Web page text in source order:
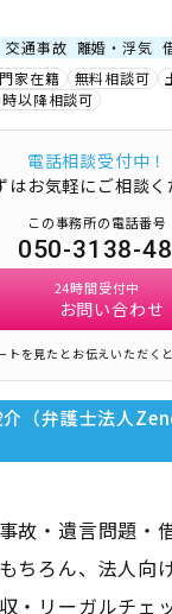
交通事故 離婚・浮気
家在籍 無料相談可
以降相談可
電話相談受付中！
はお気軽にご相談く
この事務所の電話番号
050-3138-
24時間受付中
お問い合わせ
を見たとお伝えいただくと
（弁護士法人
故・遺言問題・
ちろん、法人向
・リーガルチェ